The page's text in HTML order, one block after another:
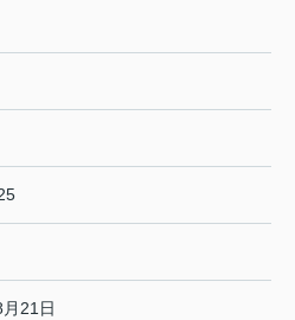
21日